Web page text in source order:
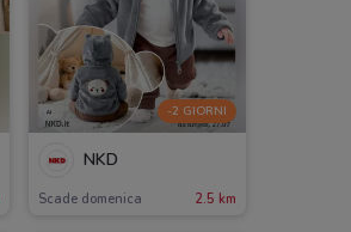
-2 GIORNI
NKD
Scade domenica 2.5 km